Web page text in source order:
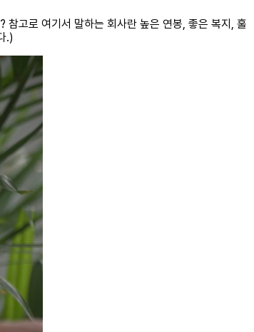
참고로 여기서 말하는 회사란 높은 연봉, 좋은 복지, 훌
.)